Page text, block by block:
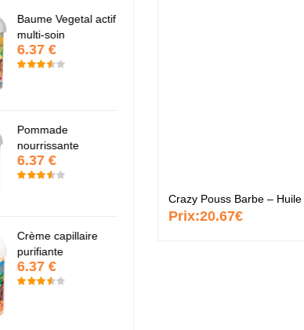
Prix:20.67€
Baume Vegetal actif
multi-soin
6.37 €
Pommade
nourrissante
6.37 €
Crème capillaire
purifiante
6.37 €
KARITE
6.37 €